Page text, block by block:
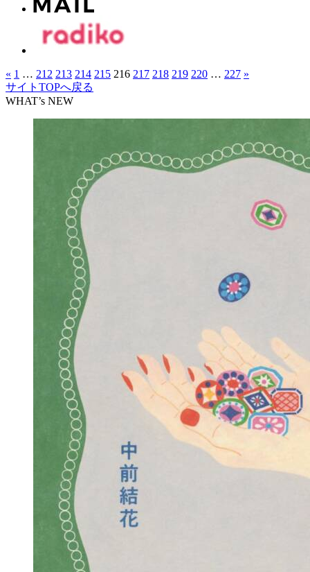
« 1 … 212 213 214 215 216 217 218 219 220 … 227 »
サイトTOPへ戻る
WHAT’s NEW